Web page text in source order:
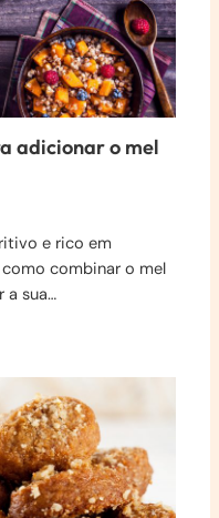
adicionar o mel
e rico em
combinar o mel
a sua…